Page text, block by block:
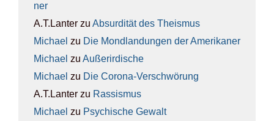
ner
A.T.Lanter zu Absur­di­tät des The­is­mus
Michael zu Die Mond­lan­dun­gen der Ame­ri­ka­ner
Michael zu Außer­ir­di­sche
Michael zu Die Coro­na-Ver­schwö­rung
A.T.Lanter zu Ras­sis­mus
Michael zu Psy­chi­sche Gewalt